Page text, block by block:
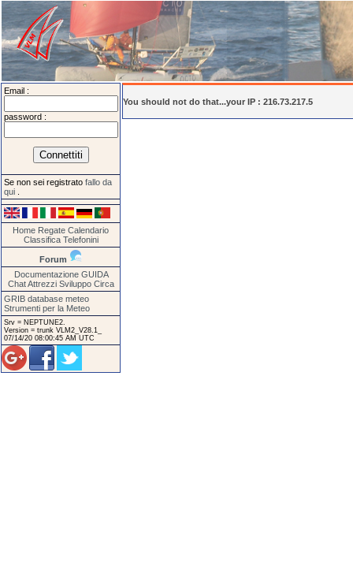
Email :
password :
Se non sei registrato fallo da
qui
Home Regate Calendario
Classifica Telefonini
Forum
Documentazione GUIDA
Chat Attrezzi Sviluppo Circa
GRIB database meteo
Strumenti per la Meteo
Srv = NEPTUNE2.
Version = trunk VLM2_V28.1_
07/14/20 08:00:45 AM UTC
You should not do that...your IP : 216.73.217.5